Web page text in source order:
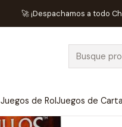
Juegos de RolJuegos de
🚀 ¡Despachamos a todo
Inicio Juegos de Rol El